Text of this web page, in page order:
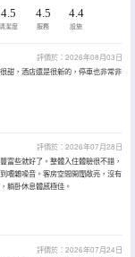
4.5
清潔度
4.5
服務
4.4
設施
評價於：2026年08月03日
甜，酒店還是很新的，停車也非常非
評價於：2026年07月28日
富些就好了。整體入住體驗很不錯，
嘈雜噪音。客房空間開闊敞亮，沒有
躺卧休息體感極佳。
評價於：2026年07月24日